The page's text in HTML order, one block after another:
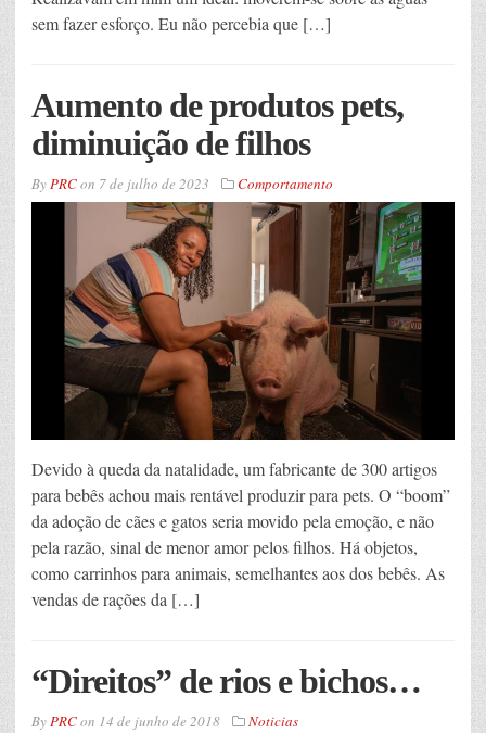
sem fazer esforço. Eu não percebia que […]
Aumento de produtos pets,
diminuição de filhos
ByPRCon 7 de julho de 2023 Comportamento
Devido à queda da natalidade, um fabricante de 300 artigos
para bebês achou mais rentável produzir para pets. O “boom”
da adoção de cães e gatos seria movido pela emoção, e não
pela razão, sinal de menor amor pelos filhos. Há objetos,
como carrinhos para animais, semelhantes aos dos bebês. As
vendas de rações da […]
“Direitos” de rios e bichos…
ByPRCon 14 de junho de 2018 Noticias